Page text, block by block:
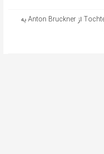
آهنگ آلمانی Tochterkomplex از Anton Bruckner به